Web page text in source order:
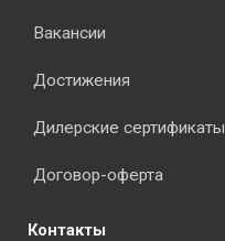
Вакансии
Достижения
Дилерские сертификаты
Договор-оферта
Контакты